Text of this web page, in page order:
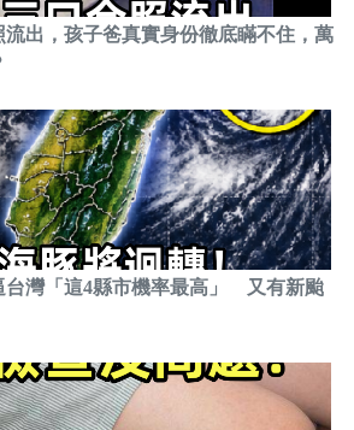
出，孩子爸真實身份徹底瞞不住，萬
台灣「這4縣市機率最高」 又有新颱